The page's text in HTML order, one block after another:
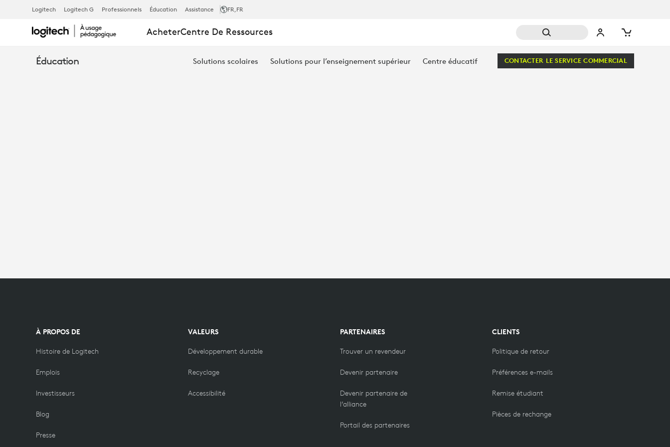
SUPERCHARGE
YOUR
Logitech Logitech G Professionnels Éducation Assistance FR,FR
AcheterCentre De Ressources
Éducation Solutions scolaires Solutions pour l’enseignement supérieur Centre éducatif CONTACTER LE SERVICE COMMERCIAL
À PROPOS DE
Histoire de Logitech
Emplois
Investisseurs
Blog
Presse
VALEURS
Développement durable
Recyclage
Accessibilité
PARTENAIRES
Trouver un revendeur
Devenir partenaire
Devenir partenaire de
l’alliance
Portail des partenaires
CLIENTS
Politique de retour
Préférences e-mails
Remise étudiant
Pièces de rechange